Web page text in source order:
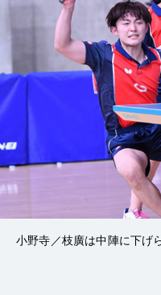
小野寺／枝廣は中陣に下げ